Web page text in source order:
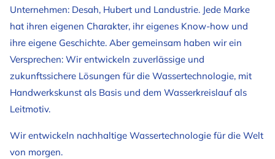
Unternehmen: Desah, Hubert und Landustrie. Jede Marke
hat ihren eigenen Charakter, ihr eigenes Know-how und
ihre eigene Geschichte. Aber gemeinsam haben wir ein
Versprechen: Wir entwickeln zuverlässige und
zukunftssichere Lösungen für die Wassertechnologie, mit
Handwerkskunst als Basis und dem Wasserkreislauf als
Leitmotiv.
Wir entwickeln nachhaltige Wassertechnologie für die Welt
von morgen.